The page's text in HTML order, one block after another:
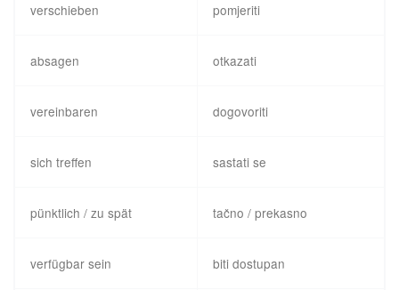
verschieben pomjeriti
absagen otkazati
vereinbaren dogovoriti
sich treffen sastati se
pünktlich / zu spät tačno / prekasno
verfügbar sein biti dostupan